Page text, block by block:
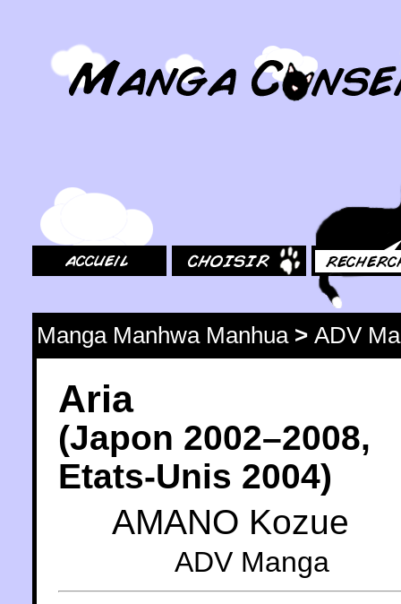
Manga Manhwa Manhua> ADV
Aria
(Japon 2002–2008,
Etats-Unis 2004)
AMANO Kozue
ADV Manga